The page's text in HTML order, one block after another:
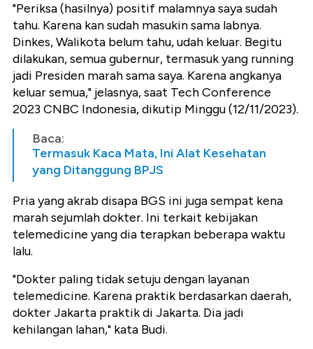
"Periksa (hasilnya) positif malamnya saya sudah
tahu. Karena kan sudah masukin sama labnya.
Dinkes, Walikota belum tahu, udah keluar. Begitu
dilakukan, semua gubernur, termasuk yang running
jadi Presiden marah sama saya. Karena angkanya
keluar semua," jelasnya, saat Tech Conference
2023 CNBC Indonesia, dikutip Minggu (12/11/2023).
Baca:
Termasuk Kaca Mata, Ini Alat Kesehatan
yang Ditanggung BPJS
Pria yang akrab disapa BGS ini juga sempat kena
marah sejumlah dokter. Ini terkait kebijakan
telemedicine yang dia terapkan beberapa waktu
lalu.
"Dokter paling tidak setuju dengan layanan
telemedicine. Karena praktik berdasarkan daerah,
dokter Jakarta praktik di Jakarta. Dia jadi
kehilangan lahan," kata Budi.